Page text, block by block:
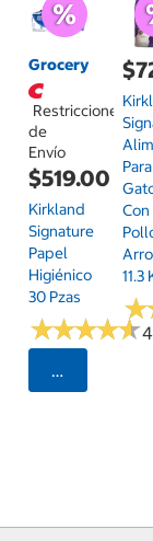
Grocery
Restricciones
de
Envío
$519.00
Kirkland
Signature
Papel
Higiénico
30 Pzas
★★★★★
★★★★★
Seleccionar
Para
Con
11.3
★
★